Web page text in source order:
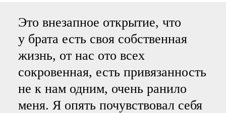
Это внезапное открытие, что
у брата есть своя собственная
жизнь, от нас ото всех
сокровенная, есть привязанность
не к нам одним, очень ранило
меня. Я опять почувствовал себя